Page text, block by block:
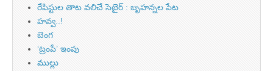
రేపిస్టుల తాట వలిచే సెటైర్ : బృహన్నల పేట
హవ్వ..!
బెంగ
‘ట్రంపే’ ఇంపు
ముల్లు